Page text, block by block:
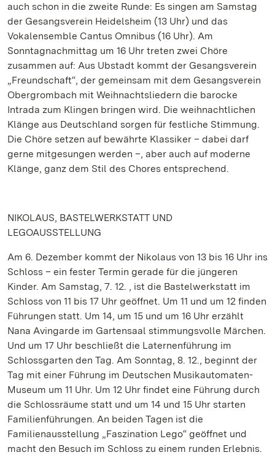
auch schon in die zweite Runde: Es singen am Samstag
der Gesangsverein Heidelsheim (13 Uhr) und das
Vokalensemble Cantus Omnibus (16 Uhr). Am
Sonntagnachmittag um 16 Uhr treten zwei Chöre
zusammen auf: Aus Ubstadt kommt der Gesangsverein
„Freundschaft“, der gemeinsam mit dem Gesangsverein
Obergrombach mit Weihnachtsliedern die barocke
Intrada zum Klingen bringen wird. Die weihnachtlichen
Klänge aus Deutschland sorgen für festliche Stimmung.
Die Chöre setzen auf bewährte Klassiker – dabei darf
gerne mitgesungen werden –, aber auch auf moderne
Klänge, ganz dem Stil des Chores entsprechend.
NIKOLAUS, BASTELWERKSTATT UND
LEGOAUSSTELLUNG
Am 6. Dezember kommt der Nikolaus von 13 bis 16 Uhr ins
Schloss – ein fester Termin gerade für die jüngeren
Kinder. Am Samstag, 7. 12. , ist die Bastelwerkstatt im
Schloss von 11 bis 17 Uhr geöffnet. Um 11 und um 12 finden
Führungen statt. Um 14, um 15 und um 16 Uhr erzählt
Nana Avingarde im Gartensaal stimmungsvolle Märchen.
Und um 17 Uhr beschließt die Laternenführung im
Schlossgarten den Tag. Am Sonntag, 8. 12., beginnt der
Tag mit einer Führung im Deutschen Musikautomaten-
Museum um 11 Uhr. Um 12 Uhr findet eine Führung durch
die Schlossräume statt und um 14 und 15 Uhr starten
Familienführungen. An beiden Tagen ist die
Familienausstellung „Faszination Lego“ geöffnet und
macht den Besuch im Schloss zu einem runden Erlebnis.